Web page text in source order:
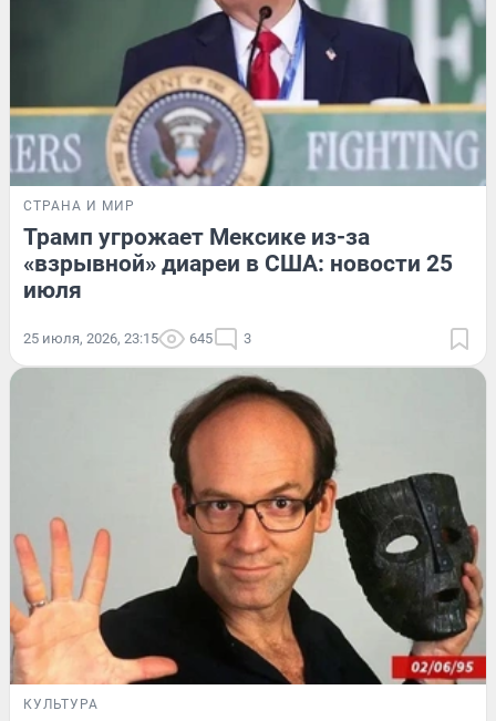
СТРАНА И МИР
Трамп угрожает Мексике из-за
«взрывной» диареи в США: новости 25
июля
25 июля, 2026, 23:15 645 3
КУЛЬТУРА